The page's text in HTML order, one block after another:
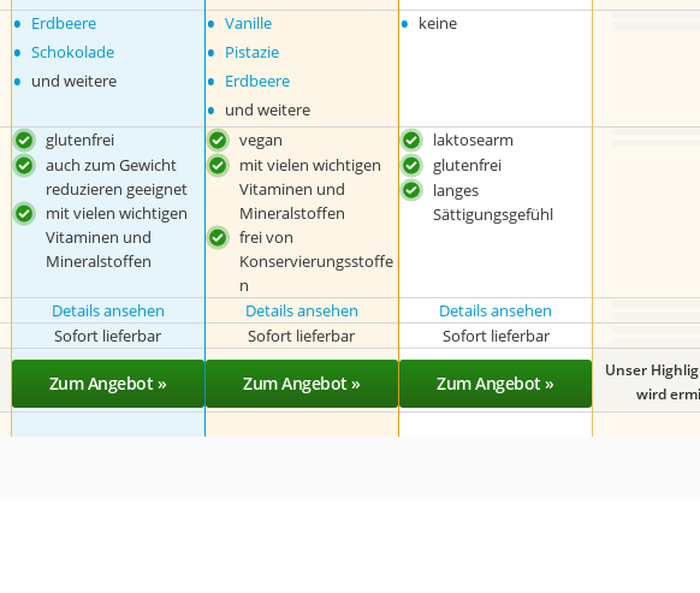
• Erdbeere
• Schokolade
• und weitere
• Vanille
• Pistazie
• Erdbeere
• und weitere
• keine
glutenfrei
auch zum Gewicht
reduzieren geeignet
mit vielen wichtigen
Vitaminen und
Mineralstoffen
vegan
mit vielen wichtigen
Vitaminen und
Mineralstoffen
frei von
Konservierungsstoffe
n
laktosearm
glutenfrei
langes
Sättigungsgefühl
Details ansehen Details ansehen Details ansehen
Sofort lieferbar Sofort lieferbar Sofort lieferbar
Zum Angebot » Zum Angebot » Zum Angebot »
Unser
wird